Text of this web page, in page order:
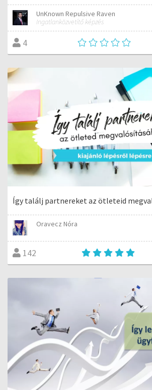
UnKnown Repulsive Raven
Ingatlanközvetítő képzés
4
Így találj partnereket az ötleteid
Oravecz Nóra
142